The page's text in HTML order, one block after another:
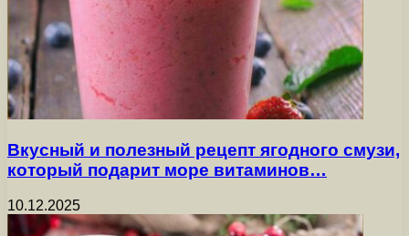
Вкусный и полезный рецепт ягодного смузи,
который подарит море витаминов…
10.12.2025